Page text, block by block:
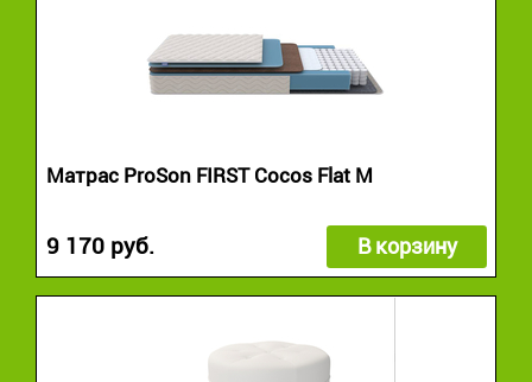
Матрас ProSon FIRST Cocos Flat M
9 170 руб. В корзину